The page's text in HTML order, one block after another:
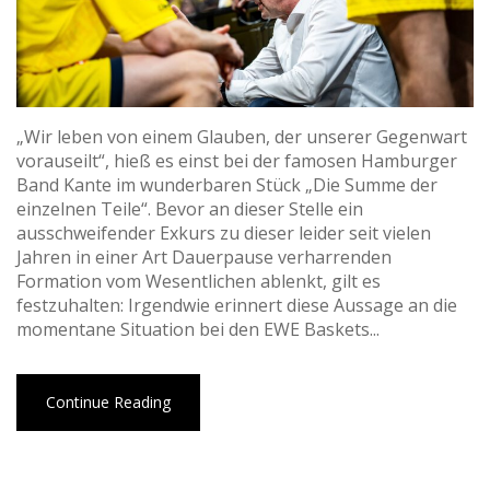
„Wir leben von einem Glauben, der unserer Gegenwart
vorauseilt“, hieß es einst bei der famosen Hamburger
Band Kante im wunderbaren Stück „Die Summe der
einzelnen Teile“. Bevor an dieser Stelle ein
ausschweifender Exkurs zu dieser leider seit vielen
Jahren in einer Art Dauerpause verharrenden
Formation vom Wesentlichen ablenkt, gilt es
festzuhalten: Irgendwie erinnert diese Aussage an die
momentane Situation bei den EWE Baskets...
Continue Reading